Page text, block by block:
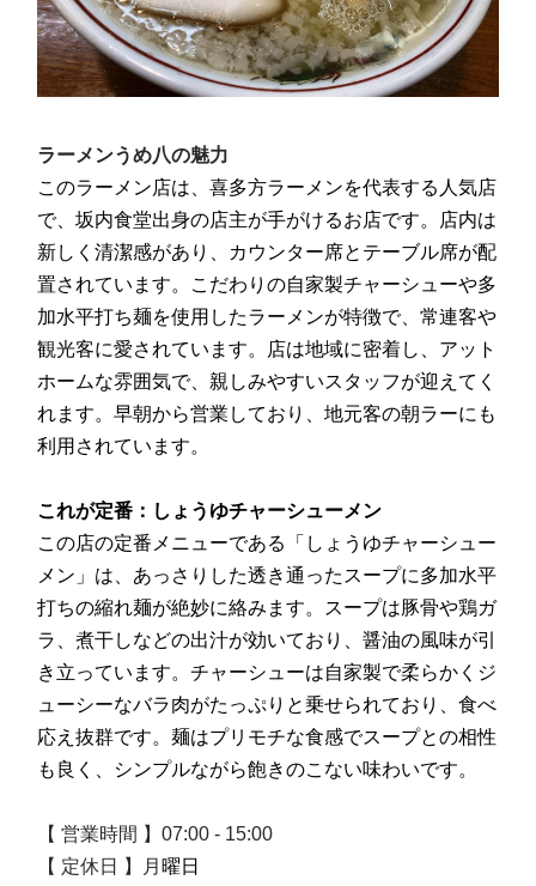
ラーメンうめ八の魅力
このラーメン店は、喜多方ラーメンを代表する人気店
で、坂内食堂出身の店主が手がけるお店です。店内は
新しく清潔感があり、カウンター席とテーブル席が配
置されています。こだわりの自家製チャーシューや多
加水平打ち麺を使用したラーメンが特徴で、常連客や
観光客に愛されています。店は地域に密着し、アット
ホームな雰囲気で、親しみやすいスタッフが迎えてく
れます。早朝から営業しており、地元客の朝ラーにも
利用されています。
これが定番： しょうゆチャーシューメン
この店の定番メニューである「しょうゆチャーシュー
メン」は、あっさりした透き通ったスープに多加水平
打ちの縮れ麺が絶妙に絡みます。スープは豚骨や鶏ガ
ラ、煮干しなどの出汁が効いており、醤油の風味が引
き立っています。チャーシューは自家製で柔らかくジ
ューシーなバラ肉がたっぷりと乗せられており、食べ
応え抜群です。麺はプリモチな食感でスープとの相性
も良く、シンプルながら飽きのこない味わいです。
【 営業時間 】07:00 - 15:00
【 定休日 】月 曜日